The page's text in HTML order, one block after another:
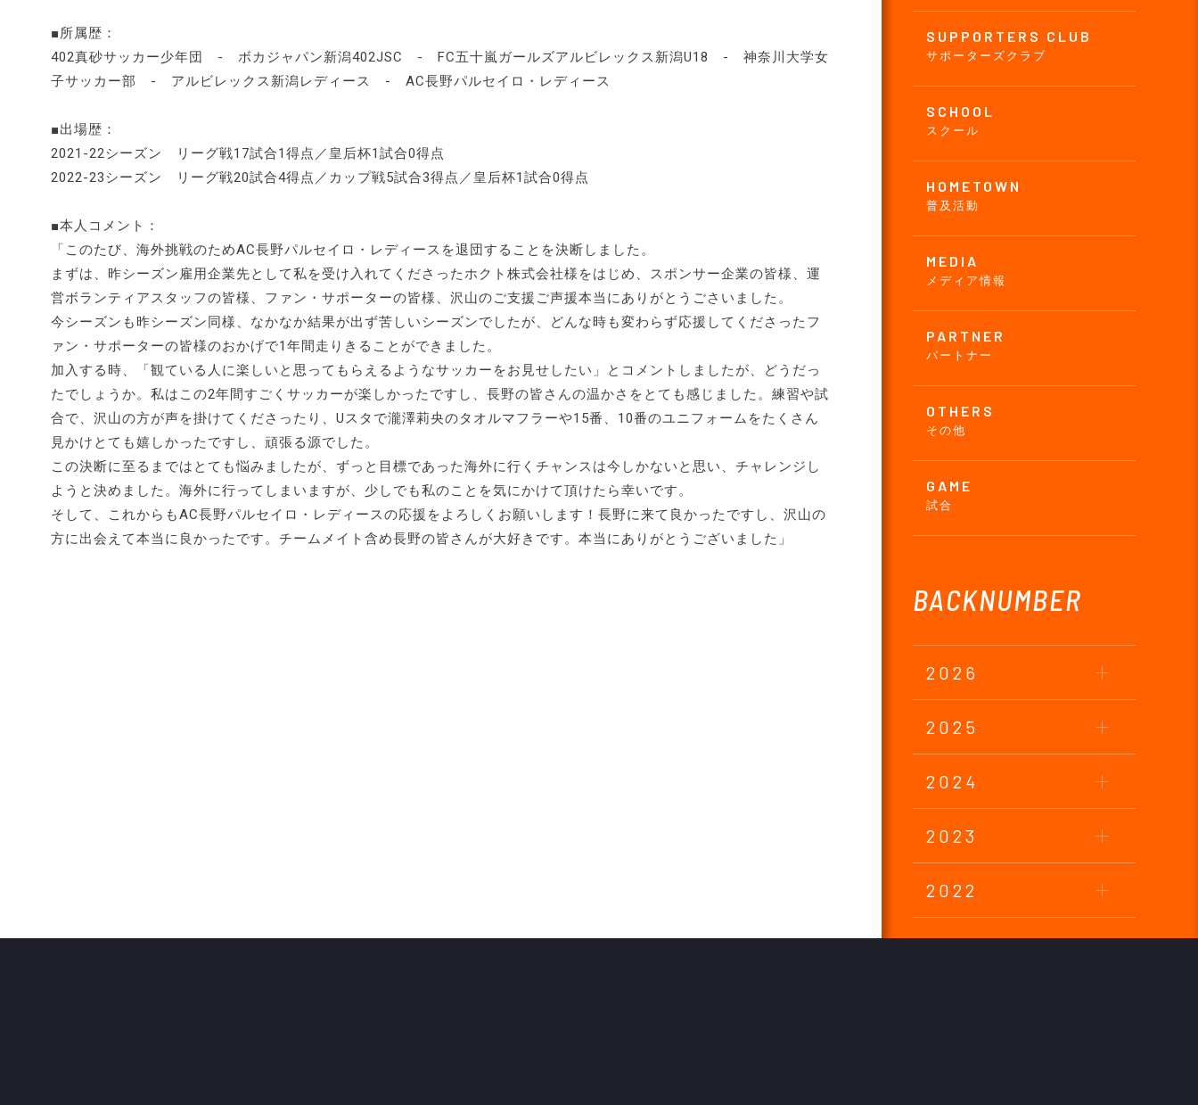
SUPPORTERS CLUB
サポーターズクラブ
SCHOOL
スクール
HOMETOWN
普及活動
MEDIA
メディア情報
PARTNER
パートナー
OTHERS
その他
GAME
試合
BACKNUMBER
2026
2025
2024
2023
2022
2021
■所属歴：
402真砂サッカー少年団 - ボカジャパン新潟402JSC - FC五十嵐ガールズアルビレックス新潟U18 - 神奈川大学女
子サッカー部 - アルビレックス新潟レディース - AC長野パルセイロ・レディース
■出場歴：
2021-22シーズン リーグ戦17試合1得点／皇后杯1試合0得点
2022-23シーズン リーグ戦20試合4得点／カップ戦5試合3得点／皇后杯1試合0得点
■本人コメント：
「このたび、海外挑戦のためAC長野パルセイロ・レディースを退団することを決断しました。
まずは、昨シーズン雇用企業先として私を受け入れてくださったホクト株式会社様をはじめ、スポンサー企業の皆様、運
営ボランティアスタッフの皆様、ファン・サポーターの皆様、沢山のご支援ご声援本当にありがとうごさいました。
今シーズンも昨シーズン同様、なかなか結果が出ず苦しいシーズンでしたが、どんな時も変わらず応援してくださったフ
ァン・サポーターの皆様のおかげで1年間走りきることができました。
加入する時、「観ている人に楽しいと思ってもらえるようなサッカーをお見せしたい」とコメントしましたが、どうだっ
たでしょうか。私はこの2年間すごくサッカーが楽しかったですし、長野の皆さんの温かさをとても感じました。練習や試
合で、沢山の方が声を掛けてくださったり、Uスタで瀧澤莉央のタオルマフラーや15番、10番のユニフォームをたくさん
見かけとても嬉しかったですし、頑張る源でした。
この決断に至るまではとても悩みましたが、ずっと目標であった海外に行くチャンスは今しかないと思い、チャレンジし
ようと決めました。海外に行ってしまいますが、少しでも私のことを気にかけて頂けたら幸いです。
そして、これからもAC長野パルセイロ・レディースの応援をよろしくお願いします！長野に来て良かったですし、沢山の
方に出会えて本当に良かったです。チームメイト含め長野の皆さんが大好きです。本当にありがとうございました」